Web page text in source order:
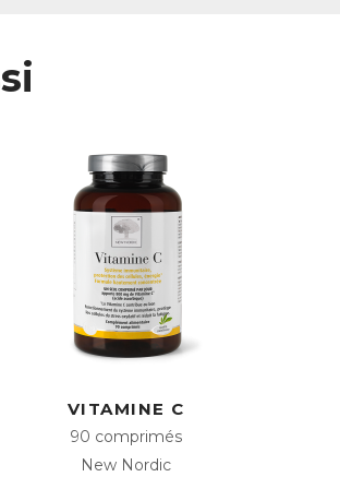
et le processus de division
synthèse normale de l’ADN
concentrés contenus dans la formule
VITAMINE C
90 comprimés
New Nordic